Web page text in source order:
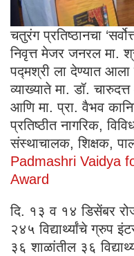
चतुरंग प्रतिष्ठानचा
निवृत्त मेजर जनरल मा.
पद्मश्री ला देण्यात आला
व्याख्याते मा. डॉ.
आणि मा. प्रा. वैभव
प्रतिष्ठीत नागरिक,
संस्थाचालक, शिक्षक,
Padmashri Vaidya
Award
दि. १३ व १४ डिसेंबर
२४५ विद्यार्थ्यांचे ग्रुप
३६ शाळांतील ३६